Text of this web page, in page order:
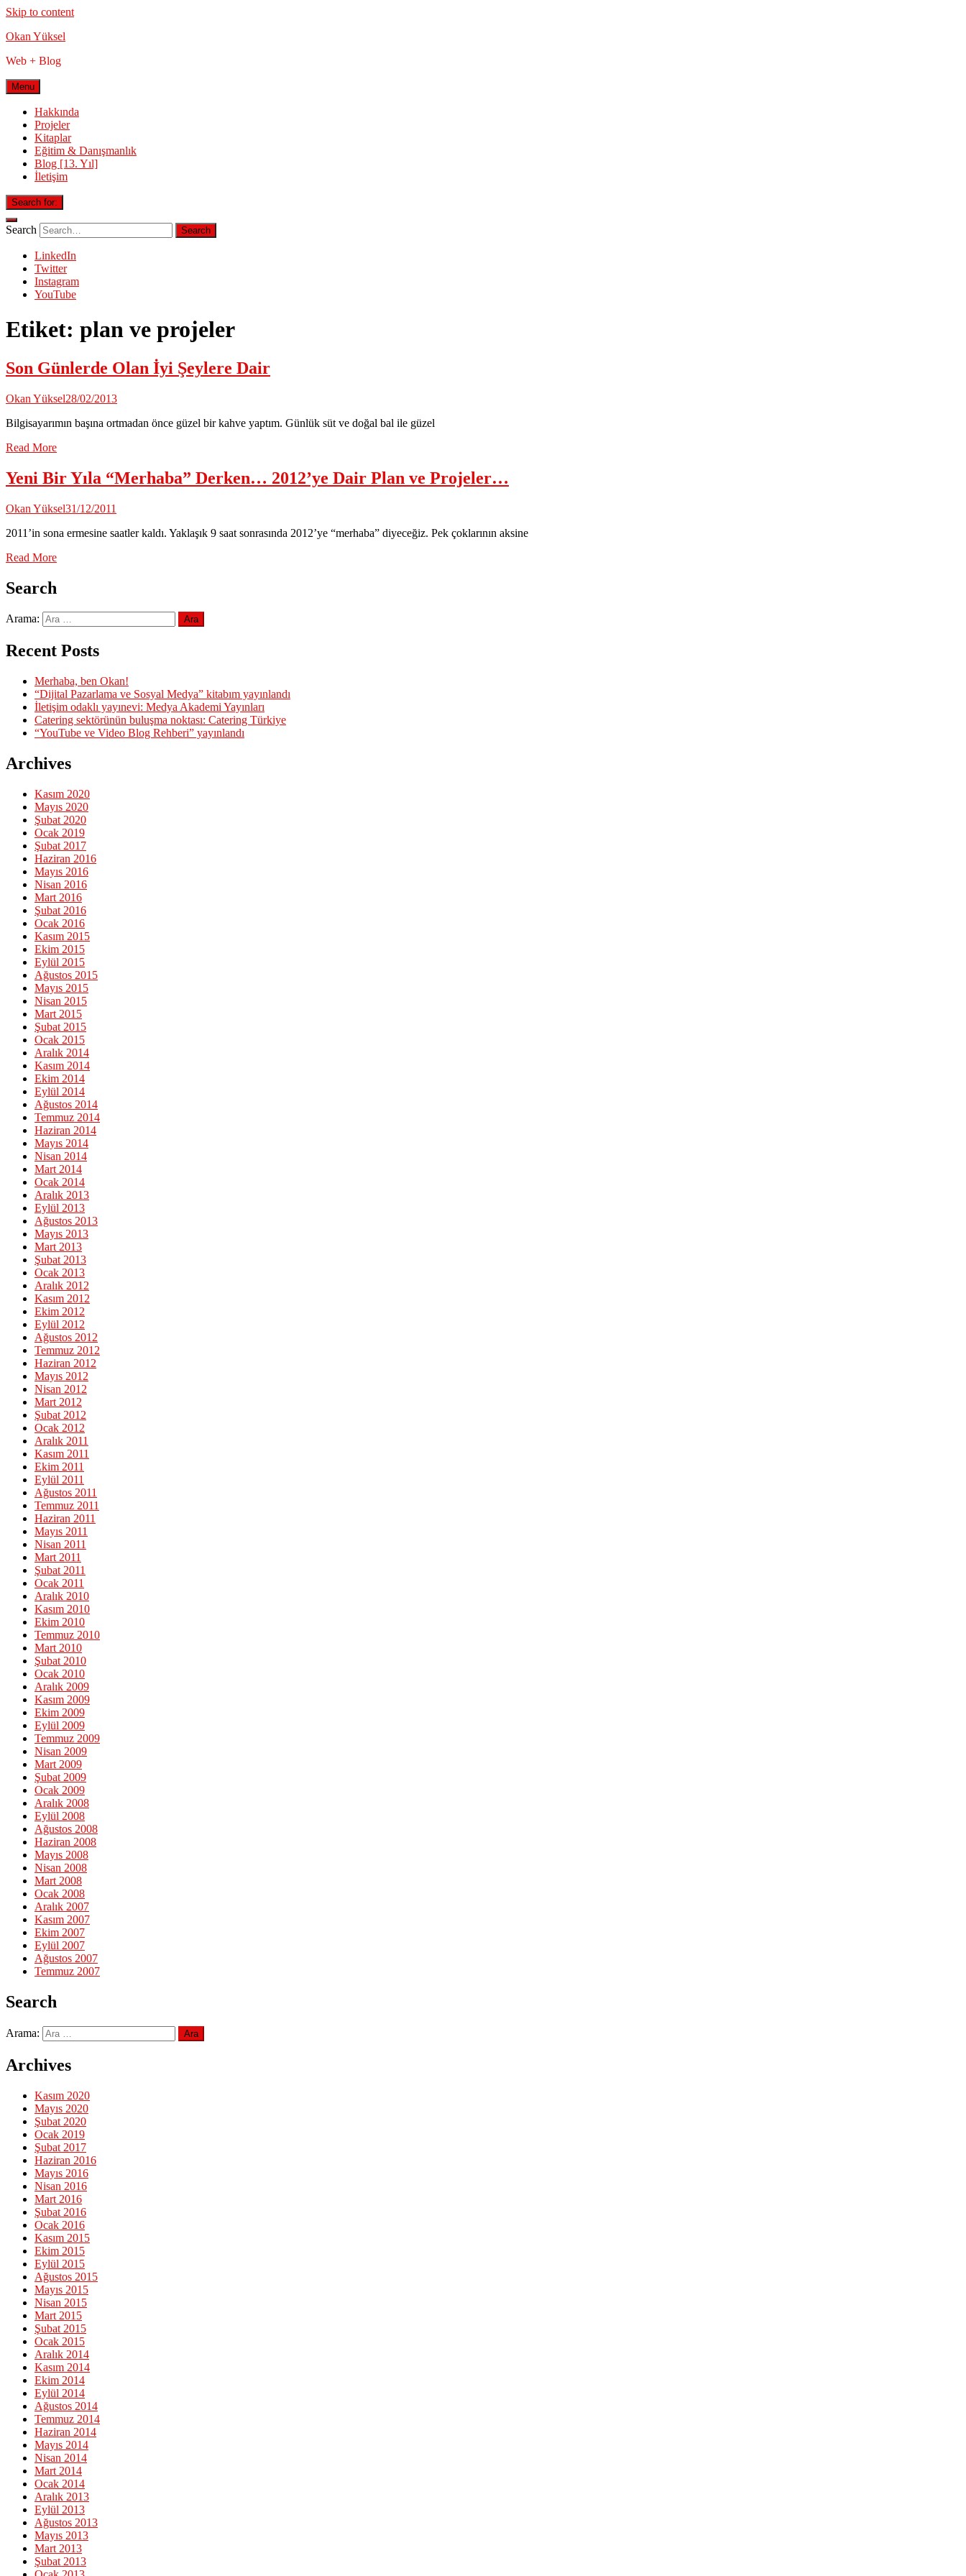
Skip to content
Okan Yüksel
Web + Blog
Menu
Hakkında
Projeler
Kitaplar
Eğitim & Danışmanlık
Blog [13. Yıl]
İletişim
Search for:
Search
LinkedIn
Twitter
Instagram
YouTube
Etiket: plan ve projeler
Son Günlerde Olan İyi Şeylere Dair
Okan Yüksel28/02/2013
Bilgisayarımın başına ortmadan önce güzel bir kahve yaptım. Günlük süt ve doğal bal ile güzel
Read More
Yeni Bir Yıla “Merhaba” Derken… 2012’ye Dair Plan ve Projeler…
Okan Yüksel31/12/2011
2011’in sona ermesine saatler kaldı. Yaklaşık 9 saat sonrasında 2012’ye “merhaba” diyeceğiz. Pek çoklarının aksine
Read More
Search
Arama:
Recent Posts
Merhaba, ben Okan!
“Dijital Pazarlama ve Sosyal Medya” kitabım yayınlandı
İletişim odaklı yayınevi: Medya Akademi Yayınları
Catering sektörünün buluşma noktası: Catering Türkiye
“YouTube ve Video Blog Rehberi” yayınlandı
Archives
Kasım 2020
Mayıs 2020
Şubat 2020
Ocak 2019
Şubat 2017
Haziran 2016
Mayıs 2016
Nisan 2016
Mart 2016
Şubat 2016
Ocak 2016
Kasım 2015
Ekim 2015
Eylül 2015
Ağustos 2015
Mayıs 2015
Nisan 2015
Mart 2015
Şubat 2015
Ocak 2015
Aralık 2014
Kasım 2014
Ekim 2014
Eylül 2014
Ağustos 2014
Temmuz 2014
Haziran 2014
Mayıs 2014
Nisan 2014
Mart 2014
Ocak 2014
Aralık 2013
Eylül 2013
Ağustos 2013
Mayıs 2013
Mart 2013
Şubat 2013
Ocak 2013
Aralık 2012
Kasım 2012
Ekim 2012
Eylül 2012
Ağustos 2012
Temmuz 2012
Haziran 2012
Mayıs 2012
Nisan 2012
Mart 2012
Şubat 2012
Ocak 2012
Aralık 2011
Kasım 2011
Ekim 2011
Eylül 2011
Ağustos 2011
Temmuz 2011
Haziran 2011
Mayıs 2011
Nisan 2011
Mart 2011
Şubat 2011
Ocak 2011
Aralık 2010
Kasım 2010
Ekim 2010
Temmuz 2010
Mart 2010
Şubat 2010
Ocak 2010
Aralık 2009
Kasım 2009
Ekim 2009
Eylül 2009
Temmuz 2009
Nisan 2009
Mart 2009
Şubat 2009
Ocak 2009
Aralık 2008
Eylül 2008
Ağustos 2008
Haziran 2008
Mayıs 2008
Nisan 2008
Mart 2008
Ocak 2008
Aralık 2007
Kasım 2007
Ekim 2007
Eylül 2007
Ağustos 2007
Temmuz 2007
Search
Arama:
Archives
Kasım 2020
Mayıs 2020
Şubat 2020
Ocak 2019
Şubat 2017
Haziran 2016
Mayıs 2016
Nisan 2016
Mart 2016
Şubat 2016
Ocak 2016
Kasım 2015
Ekim 2015
Eylül 2015
Ağustos 2015
Mayıs 2015
Nisan 2015
Mart 2015
Şubat 2015
Ocak 2015
Aralık 2014
Kasım 2014
Ekim 2014
Eylül 2014
Ağustos 2014
Temmuz 2014
Haziran 2014
Mayıs 2014
Nisan 2014
Mart 2014
Ocak 2014
Aralık 2013
Eylül 2013
Ağustos 2013
Mayıs 2013
Mart 2013
Şubat 2013